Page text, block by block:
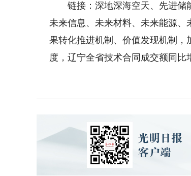
链接：深地深海空天、先进储
未来信息、未来材料、未来能源
果转化推进机制、价值发现机制
度，辽宁全省技术合同成交额同比